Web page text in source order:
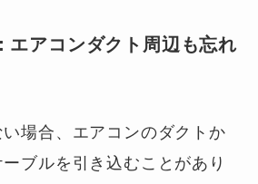
エアコンダクト周辺も忘れ
場合、エアコンのダクトか
ブルを引き込むことがあり